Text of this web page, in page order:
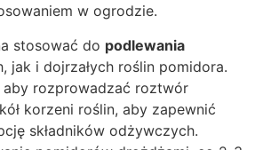
w ogrodzie.
stosować do podlewania
jak i dojrzałych roślin pomidora.
aby rozprowadzać roztwór
korzeni roślin, aby zapewnić
składników odżywczych.